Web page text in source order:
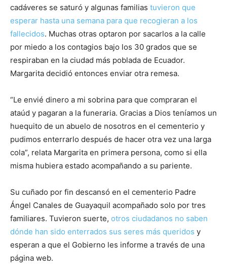
cadáveres se saturó y algunas familias tuvieron que
esperar hasta una semana para que recogieran a los
fallecidos. Muchas otras optaron por sacarlos a la calle
por miedo a los contagios bajo los 30 grados que se
respiraban en la ciudad más poblada de Ecuador.
Margarita decidió entonces enviar otra remesa.
“Le envié dinero a mi sobrina para que compraran el
ataúd y pagaran a la funeraria. Gracias a Dios teníamos un
huequito de un abuelo de nosotros en el cementerio y
pudimos enterrarlo después de hacer otra vez una larga
cola”, relata Margarita en primera persona, como si ella
misma hubiera estado acompañando a su pariente.
Su cuñado por fin descansó en el cementerio Padre
Ángel Canales de Guayaquil acompañado solo por tres
familiares. Tuvieron suerte, otros ciudadanos no saben
dónde han sido enterrados sus seres más queridos y
esperan a que el Gobierno les informe a través de una
página web.